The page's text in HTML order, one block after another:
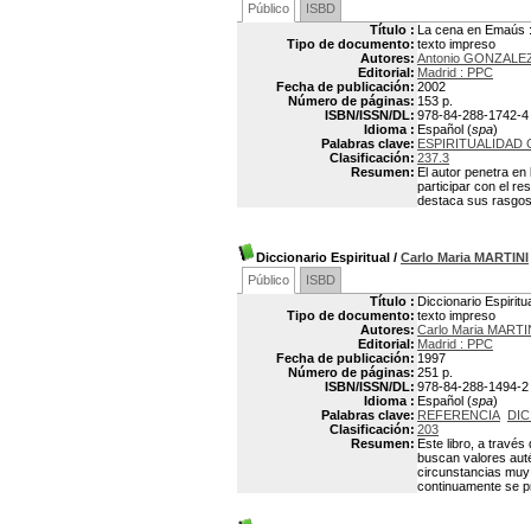
Público
ISBD
Título : La cena en Emaús
Tipo de documento: texto impreso
Autores: Antonio
Editorial: Madrid : PPC
Fecha de publicación: 2002
Número de páginas: 153 p.
ISBN/ISSN/DL: 978-84-288-1742-4
Idioma : Español (spa)
Palabras clave: ESPIRITUALIDAD
Clasificación: 237.3
Resumen: El autor penetra
participar con el
destaca sus
Diccionario Espiritual / Carlo Maria MARTINI
Público
ISBD
Título : Diccionario
Tipo de documento: texto impreso
Autores: Carlo Maria
Editorial: Madrid : PPC
Fecha de publicación: 1997
Número de páginas: 251 p.
ISBN/ISSN/DL: 978-84-288-1494-2
Idioma : Español (spa)
Palabras clave: REFERENCIA
Clasificación: 203
Resumen: Este libro, a través
buscan valores
circunstancias
continuamente se